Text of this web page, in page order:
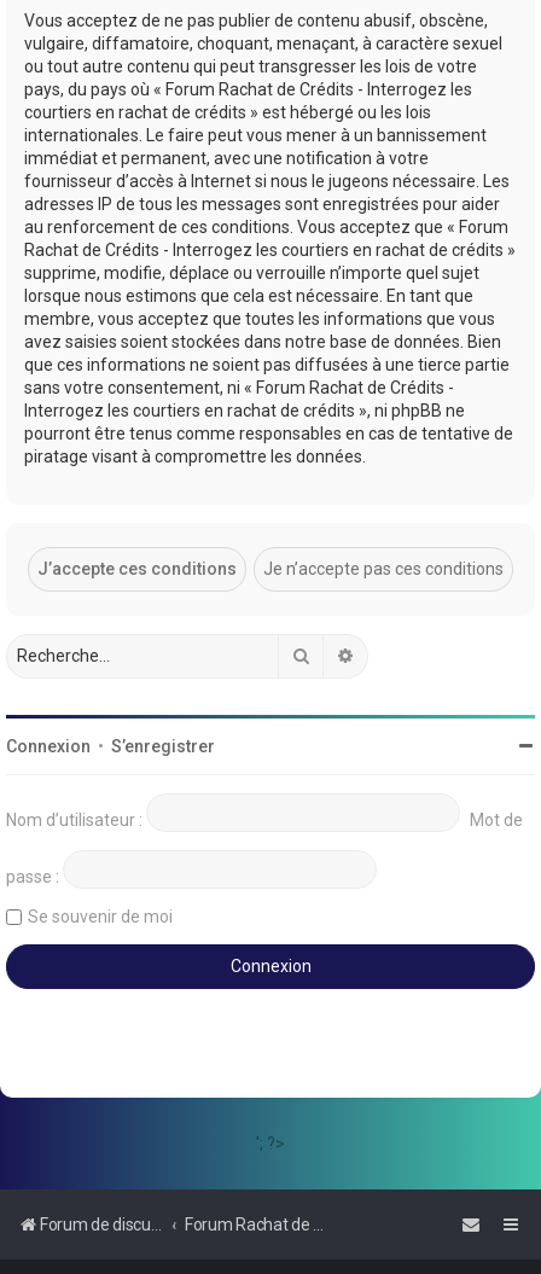
Vous acceptez de ne pas publier de contenu abusif, obscène,
vulgaire, diffamatoire, choquant, menaçant, à caractère sexuel
ou tout autre contenu qui peut transgresser les lois de votre
pays, du pays où « Forum Rachat de Crédits - Interrogez les
courtiers en rachat de crédits » est hébergé ou les lois
internationales. Le faire peut vous mener à un bannissement
immédiat et permanent, avec une notification à votre
fournisseur d’accès à Internet si nous le jugeons nécessaire. Les
adresses IP de tous les messages sont enregistrées pour aider
au renforcement de ces conditions. Vous acceptez que « Forum
Rachat de Crédits - Interrogez les courtiers en rachat de crédits »
supprime, modifie, déplace ou verrouille n’importe quel sujet
lorsque nous estimons que cela est nécessaire. En tant que
membre, vous acceptez que toutes les informations que vous
avez saisies soient stockées dans notre base de données. Bien
que ces informations ne soient pas diffusées à une tierce partie
sans votre consentement, ni « Forum Rachat de Crédits -
Interrogez les courtiers en rachat de crédits », ni phpBB ne
pourront être tenus comme responsables en cas de tentative de
piratage visant à compromettre les données.
Rechercher
Connexion • S’enregistrer
Nom d’utilisateur : Mot de
passe :
Se souvenir de moi
'; ?>
Forum de discussions sur le Regroupement de Crédits et le Rachat de Crédits